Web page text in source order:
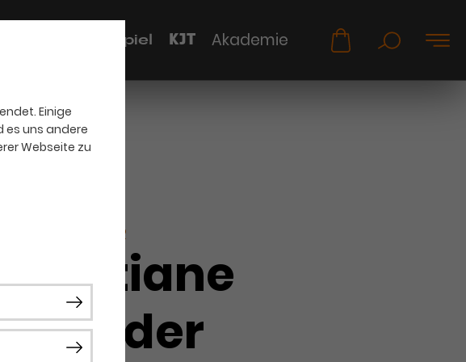
Einige
es uns andere
Webseite zu
Schauspiel KJT Akademie